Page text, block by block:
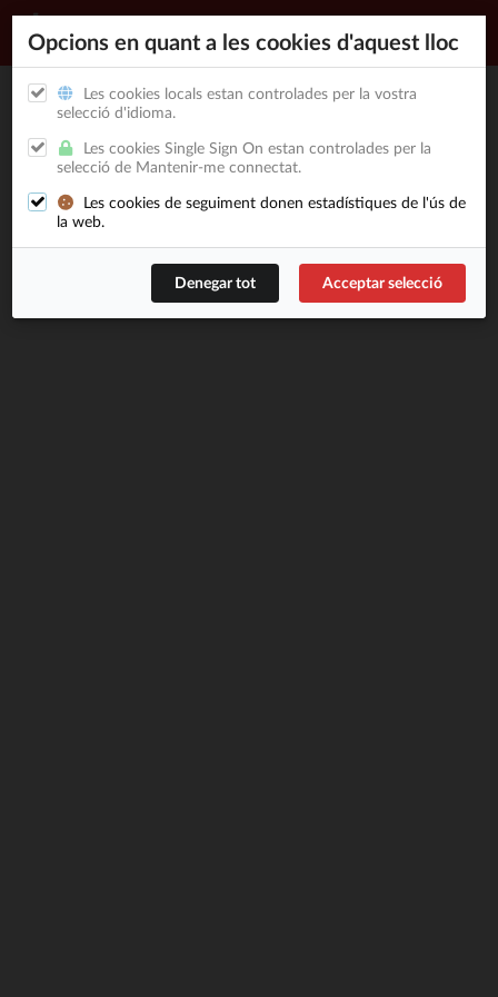
Opcions en quant a les cookies d'aquest lloc
Les cookies locals estan controlades per la vostra
selecció d'idioma.
Les cookies Single Sign On estan controlades per la
selecció de Mantenir-me connectat.
Les cookies de seguiment donen estadístiques de l'ús de
la web.